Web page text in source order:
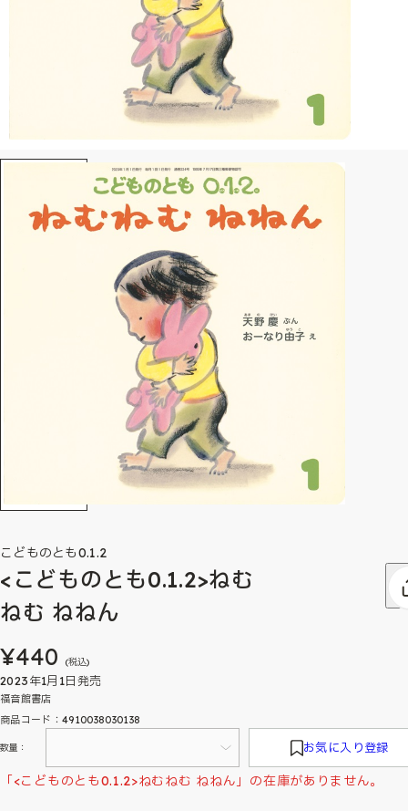
こどものとも0.1.2
<こどものとも0.1.2>ねむ
ねむ ねねん
¥440 (税込)
2023年1月1日発売
福音館書店
商品コード：4910038030138
数量： お気に入り登録
「<こどものとも0.1.2>ねむねむ ねねん」の在庫がありません。